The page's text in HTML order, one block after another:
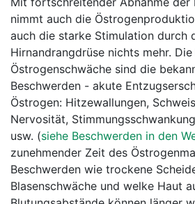
nimmt auch die
auch die starke Stimulation durch
Hirnandrangdrüse nichts mehr.
Östrogenschwäche sind die
Beschwerden - akute
Östrogen: Hitzewallungen,
Nervosität,
usw. (siehe Beschwerden in den
zunehmender Zeit des
Beschwerden wie trockene
Blasenschwäche und welke Haut